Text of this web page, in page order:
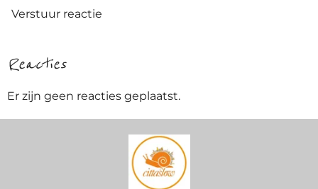
Verstuur reactie
Reacties
Er zijn geen reacties geplaatst.